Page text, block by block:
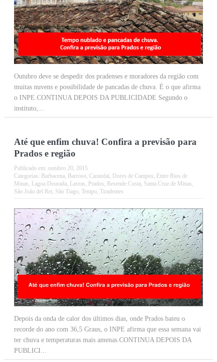
Outubro deve se despedir dos pradenses e moradores da região com
muitas nuvens e possibilidade de pancadas de chuva. É o que afirma
o INPE.CONTINUA DEPOIS DA PUBLICIDADE Segundo o
instituto,...
Até que enfim chuva! Confira a previsão para
Prados e região
Publicado em: outubro 20, 2015
Categorias: Barbacena, Barroso, Carandaí, Dores de Campos, Entre Rios de
Minas, Lagoa Dourada, Lavras, Prados, Resende Costa, Santa Cruz de Minas,
São João del Rei, São Tiago, Tempo, Tiradentes
Depois da onda de calor dos últimos dias, onde Prados bateu o
recorde do ano com 36,5 Graus, o INPE afirma que essa semana vai
ter chuva e temperaturas mais amenas.CONTINUA DEPOIS DA
PUBLICI...